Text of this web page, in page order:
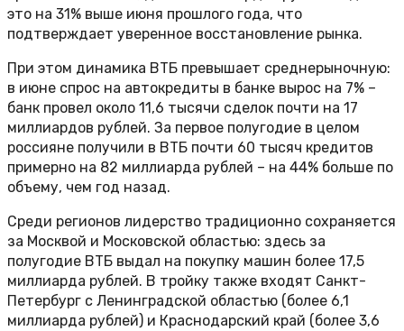
это на 31% выше июня прошлого года, что
подтверждает уверенное восстановление рынка.
При этом динамика ВТБ превышает среднерыночную:
в июне спрос на автокредиты в банке вырос на 7% –
банк провел около 11,6 тысячи сделок почти на 17
миллиардов рублей. За первое полугодие в целом
россияне получили в ВТБ почти 60 тысяч кредитов
примерно на 82 миллиарда рублей – на 44% больше по
объему, чем год назад.
Среди регионов лидерство традиционно сохраняется
за Москвой и Московской областью: здесь за
полугодие ВТБ выдал на покупку машин более 17,5
миллиарда рублей. В тройку также входят Санкт-
Петербург с Ленинградской областью (более 6,1
миллиарда рублей) и Краснодарский край (более 3,6